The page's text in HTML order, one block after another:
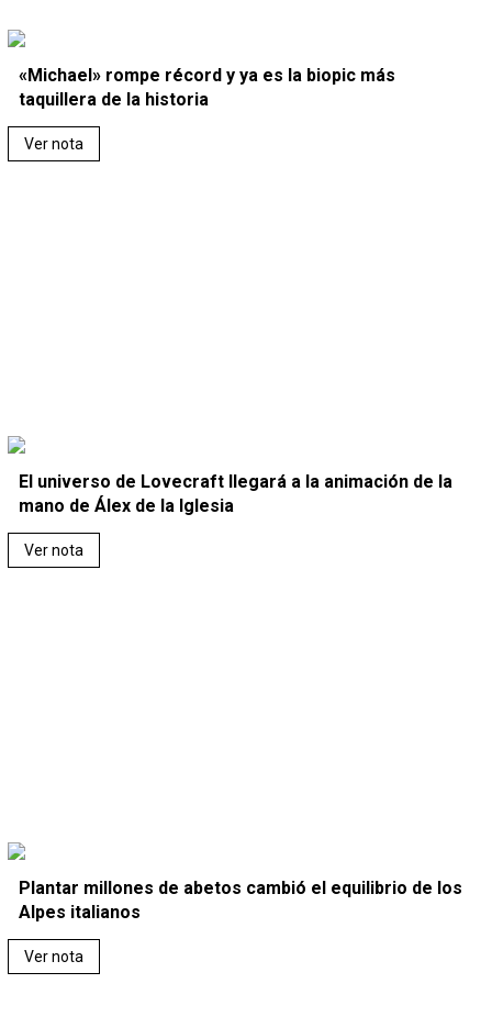
«Michael» rompe récord y ya es la biopic más
taquillera de la historia
Ver nota
El universo de Lovecraft llegará a la animación de la
mano de Álex de la Iglesia
Ver nota
Plantar millones de abetos cambió el equilibrio de los
Alpes italianos
Ver nota